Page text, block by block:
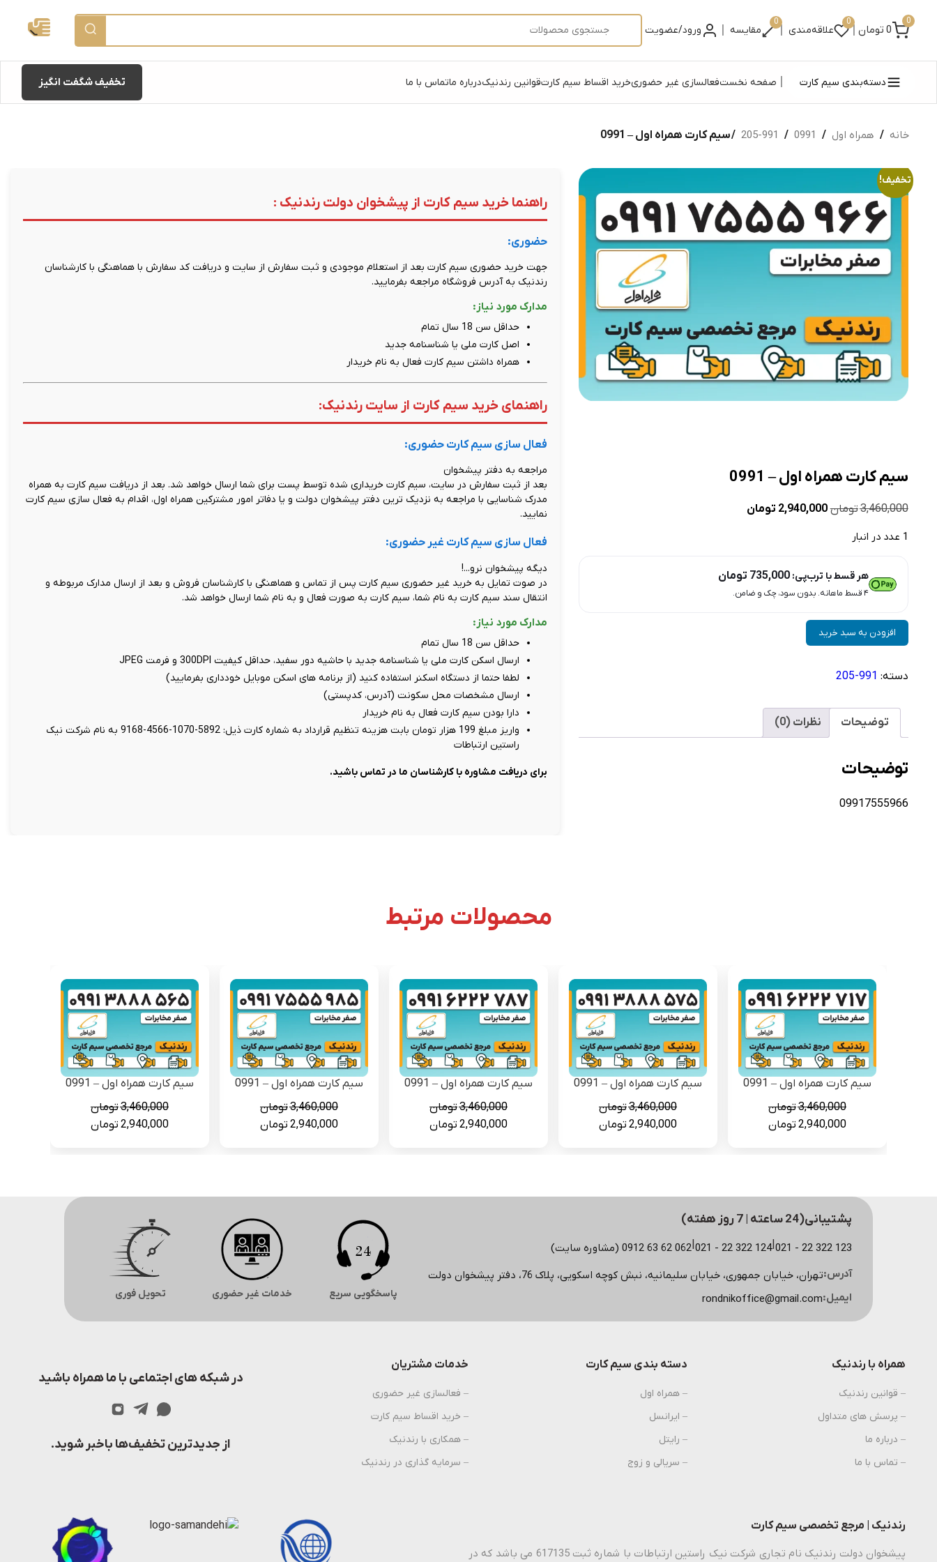
0
0 تومان |
0
علاقه‌مندی |
0
مقایسه | ورود/عضویت
دسته‌بندی سیم کارت صفحه نخستفعالسازی غیر حضوریخرید اقساط سیم کارتقوانین رندنیکدرباره ماتماس با ما تخفیف شگفت انگیز
خانه / همراه اول /
0991
/
991-205 / سیم کارت همراه اول – 0991
تخفیف!
سیم کارت همراه اول – 0991
3,460,000تومانقیمت
2,940,000 تومان
1 عدد در انبار
هر قسط با ترب‌پی:735,000 تومان
۴ قسط ماهانه. بدون سود، چک و ضامن.
سیم
کارت
اول
0991
افزودن به سبد خرید
دسته: 991-205
توضیحات نظرات (0)
توضیحات
09917555966
راهنما خرید سیم کارت از پیشخوان دولت رندنیک :
حضوری:
جهت خرید حضوری سیم کارت بعد از استعلام موجودی و ثبت سفارش از سایت و دریافت کد سفارش با هماهنگی با کارشناسان
رندنیک به آدرس فروشگاه مراجعه بفرمایید.
مدارک مورد نیاز:
حداقل سن 18 سال تمام
اصل کارت ملی یا شناسنامه جدید
همراه داشتن سیم کارت فعال به نام خریدار
راهنمای خرید سیم کارت از سایت رندنیک:
فعال سازی سیم کارت حضوری:
مراجعه به دفتر پیشخوان
بعد از ثبت سفارش در سایت، سیم کارت خریداری شده توسط پست برای شما ارسال خواهد شد. بعد از دریافت سیم کارت به همراه
مدرک شناسایی با مراجعه به نزدیک ترین دفتر پیشخوان دولت و یا دفاتر امور مشترکین همراه اول، اقدام به فعال سازی سیم کارت
نمایید.
فعال سازی سیم کارت غیر حضوری:
دیگه پیشخوان نرو...!
در صوت تمایل به خرید غیر حضوری سیم کارت پس از تماس و هماهنگی با کارشناسان فروش و بعد از ارسال مدارک مربوطه و
انتقال سند سیم کارت به نام شما، سیم کارت به صورت فعال و به نام شما ارسال خواهد شد.
مدارک مورد نیاز:
حداقل سن 18 سال تمام
ارسال اسکن کارت ملی یا شناسنامه جدید با حاشیه دور سفید، حداقل کیفیت 300DPI و فرمت JPEG
لطفا حتما از دستگاه اسکنر استفاده کنید (از برنامه های اسکن موبایل خودداری بفرمایید)
ارسال مشخصات محل سکونت (آدرس، کدپستی)
دارا بودن سیم کارت فعال به نام خریدار
واریز مبلغ 199 هزار تومان بابت هزینه تنظیم قرارداد به شماره کارت ذیل: 5892-1070-4566-9168 به نام شرکت نیک
راستین ارتباطات
برای دریافت مشاوره با کارشناسان ما در تماس باشید.
محصولات مرتبط
سیم کارت همراه اول – 0991
3,460,000تومان
قیمت
2,940,000 تومانقیمت
سیم کارت همراه اول – 0991
3,460,000تومان
قیمت
2,940,000 تومانقیمت
سیم کارت همراه اول – 0991
3,460,000تومان
قیمت
2,940,000 تومانقیمت
سیم کارت همراه اول – 0991
3,460,000تومان
قیمت
2,940,000 تومانقیمت
سیم کارت همراه اول – 0991
3,460,000تومان
قیمت
2,940,000 تومانقیمت
پشتیبانی(24 ساعته | 7 روز هفته)
123 322 22 - 021
124 322 22 - 021
062 62 63 0912 (مشاوره سایت)
آدرس:تهران، خیابان جمهوری، خیابان سلیمانیه، نبش کوچه اسکویی، پلاک 76، دفتر پیشخوان دولت
ایمیل:rondnikoffice@gmail.com پاسخگویی سریع خدمات غیر حضوری تحویل فوری
همراه با رندنیک
– قوانین رندنیک
– پرسش های متداول
– درباره ما
– تماس با ما
دسته بندی سیم کارت
– همراه اول
– ایرانسل
– رایتل
– سریالی و زوج
خدمات مشتریان
– فعالسازی غیر حضوری
– خرید اقساط سیم کارت
– همکاری با رندنیک
– سرمایه گذاری در رندنیک
در شبکه های اجتماعی با ما همراه باشید
از جدیدترین تخفیف‌ها باخبر شوید.
رندنیک | مرجع تخصصی سیم کارت
پیشخوان دولت رندنیک نام تجاری شرکت نیک راستین ارتباطات با شماره ثبت 617135 می باشد که در